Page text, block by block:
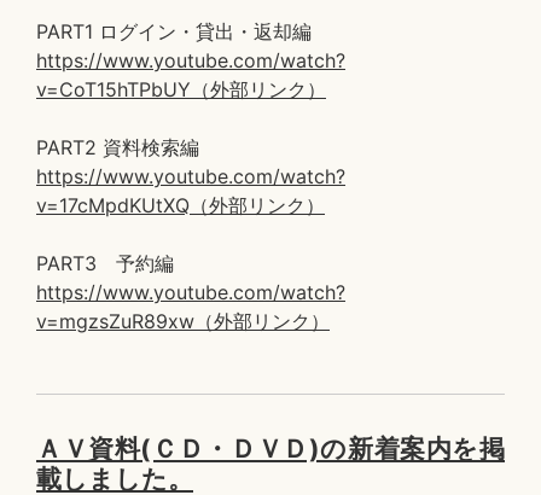
PART1 ログイン・貸出・返却編
https://www.youtube.com/watch?
v=CoT15hTPbUY（外部リンク）
PART2 資料検索編
https://www.youtube.com/watch?
v=17cMpdKUtXQ（外部リンク）
PART3 予約編
https://www.youtube.com/watch?
v=mgzsZuR89xw（外部リンク）
ＡＶ資料(ＣＤ・ＤＶＤ)の新着案内を掲
載しました。